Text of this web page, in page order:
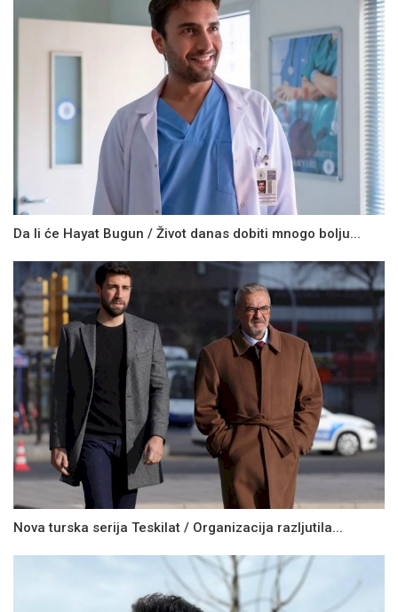
Da li će Hayat Bugun / Život danas dobiti mnogo bolju...
Nova turska serija Teskilat / Organizacija razljutila...